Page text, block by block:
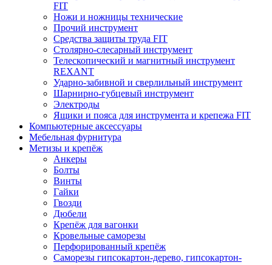
FIT
Ножи и ножницы технические
Прочий инструмент
Средства защиты труда FIT
Столярно-слесарный инструмент
Телескопический и магнитный инструмент
REXANT
Ударно-забивной и сверлильный инструмент
Шарнирно-губцевый инструмент
Электроды
Ящики и пояса для инструмента и крепежа FIT
Компьютерные аксессуары
Мебельная фурнитура
Метизы и крепёж
Анкеры
Болты
Винты
Гайки
Гвозди
Дюбели
Крепёж для вагонки
Кровельные саморезы
Перфорированный крепёж
Саморезы гипсокартон-дерево, гипсокартон-